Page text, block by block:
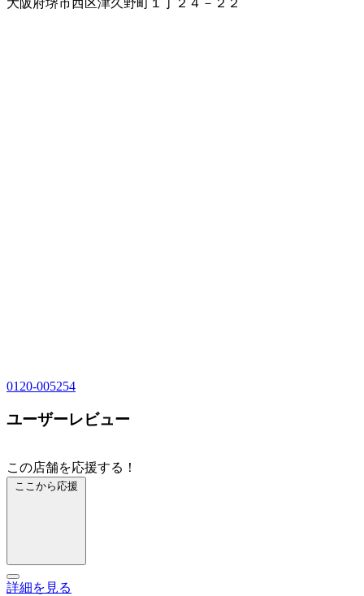
大阪府堺市西区津久野町１丁２４－２２
0120-005254
ユーザーレビュー
この店舗を応援する！
ここから応援
詳細を見る